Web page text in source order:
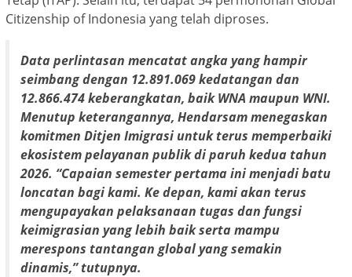
Citizenship of Indonesia yang telah diproses.
Data perlintasan mencatat angka yang hampir
seimbang dengan 12.891.069 kedatangan dan
12.866.474 keberangkatan, baik WNA maupun WNI.
Menutup keterangannya, Hendarsam menegaskan
komitmen Ditjen Imigrasi untuk terus memperbaiki
ekosistem pelayanan publik di paruh kedua tahun
2026. “Capaian semester pertama ini menjadi batu
loncatan bagi kami. Ke depan, kami akan terus
mengupayakan pelaksanaan tugas dan fungsi
keimigrasian yang lebih baik serta mampu
merespons tantangan global yang semakin
dinamis,” tutupnya.